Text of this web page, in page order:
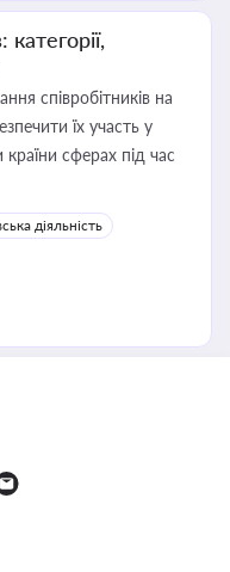
співробітників на
їх участь у
сферах під час
діяльність